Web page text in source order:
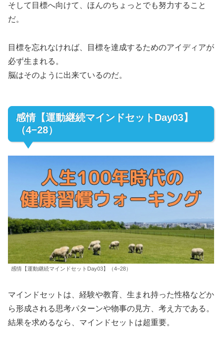
そして目標へ向けて、ほんのちょっとでも努力すること
だ。
目標を忘れなければ、目標を達成するためのアイディアが
必ず生まれる。
脳はそのように出来ているのだ。
感情【運動継続マインドセットDay03】
（4−28）
感情【運動継続マインドセットDay03】（4−28）
マインドセットは、経験や教育、生まれ持った性格などか
ら形成される思考パターンや物事の見方、考え方である。
結果を求めるなら、マインドセットは超重要。